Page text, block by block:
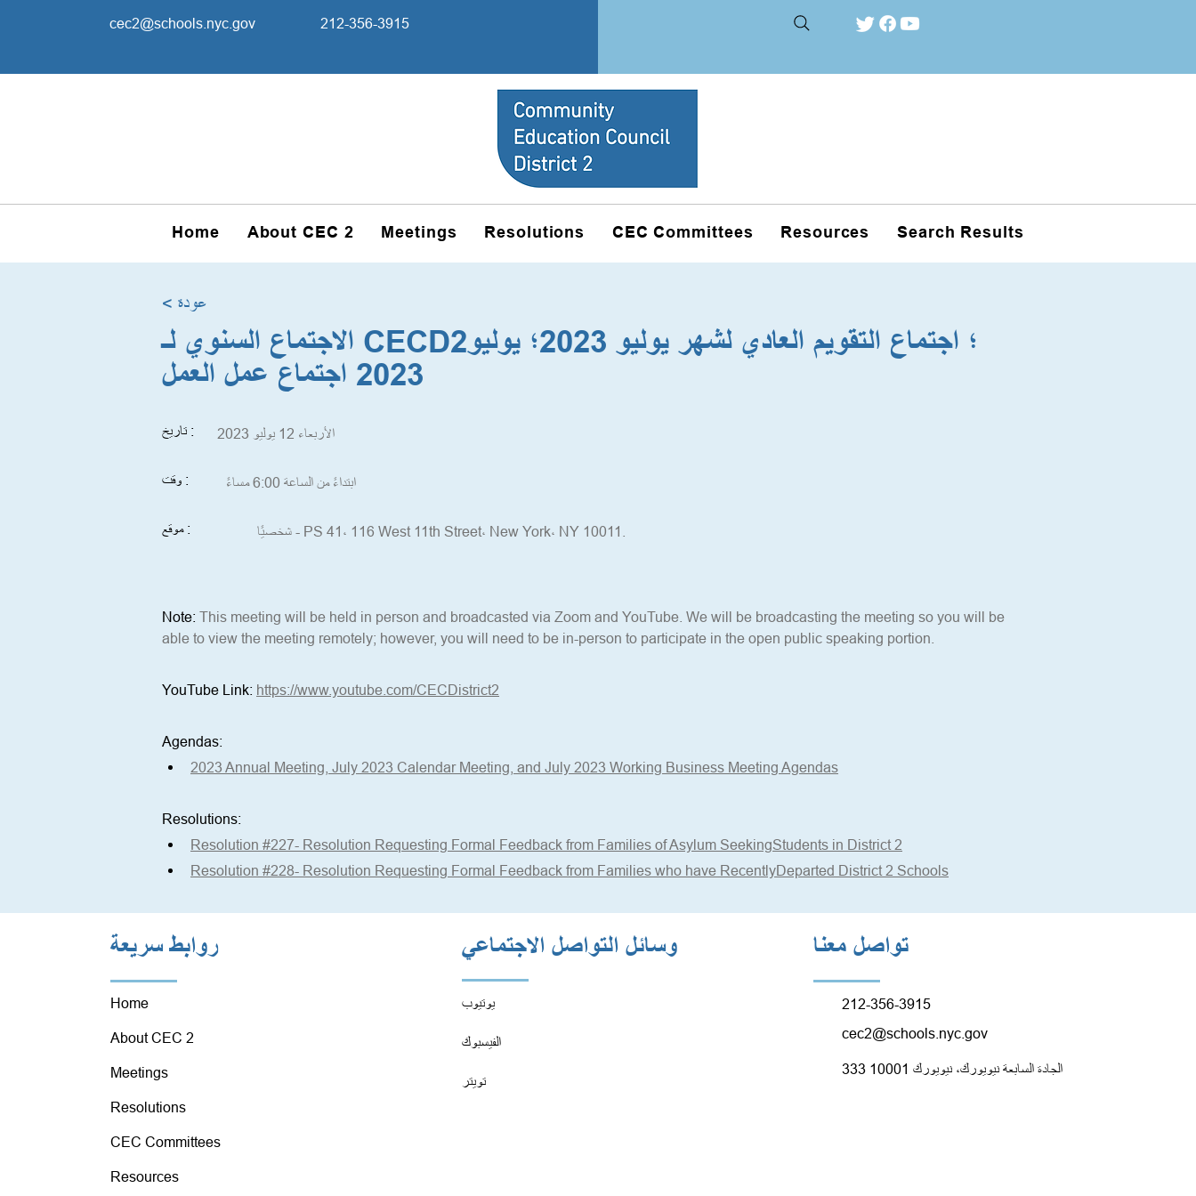
cec2@schools.nyc.gov 212-356-3915
Home About CEC 2 Meetings Resolutions CEC Committees Resources Search Results
< عودة
الاجتماع السنوي لـ CECD2؛ اجتماع التقويم العادي لشهر يوليو 2023؛ يوليو
2023 اجتماع عمل العمل
تاريخ : الأربعاء 12 يوليو 2023
وقت : ابتداءً من الساعة 6:00 مساءً
موقع : شخصيًا - PS 41، 116 West 11th Street، New York، NY 10011.
Note: This meeting will be held in person and broadcasted via Zoom and YouTube. We will be broadcasting the meeting so you will be
able to view the meeting remotely; however, you will need to be in-person to participate in the open public speaking portion.
YouTube Link: https://www.youtube.com/CECDistrict2
Agendas:
2023 Annual Meeting, July 2023 Calendar Meeting, and July 2023 Working Business Meeting Agendas
Resolutions:
Resolution #227- Resolution Requesting Formal Feedback from Families of Asylum SeekingStudents in District 2
Resolution #228- Resolution Requesting Formal Feedback from Families who have RecentlyDeparted District 2 Schools
روابط سريعة
Home
About CEC 2
Meetings
Resolutions
CEC Committees
Resources
وسائل التواصل الاجتماعي
يوتيوب
الفيسبوك
تويتر
تواصل معنا
212-356-3915
cec2@schools.nyc.gov
333 الجادة السابعة نيويورك، نيويورك 10001